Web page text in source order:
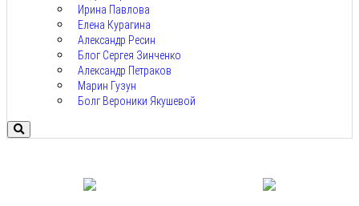
Ирина Павлова
Елена Курагина
Александр Ресин
Блог Сергея Зинченко
Александр Петраков
Марин Гузун
Болг Вероники Якушевой